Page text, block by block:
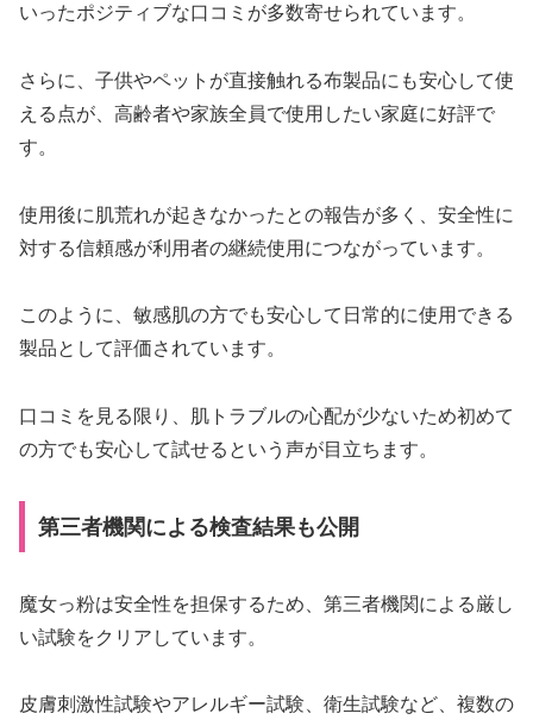
いったポジティブな口コミが多数寄せられています。
さらに、子供やペットが直接触れる布製品にも安心して使
える点が、高齢者や家族全員で使用したい家庭に好評で
す。
使用後に肌荒れが起きなかったとの報告が多く、安全性に
対する信頼感が利用者の継続使用につながっています。
このように、敏感肌の方でも安心して日常的に使用できる
製品として評価されています。
口コミを見る限り、肌トラブルの心配が少ないため初めて
の方でも安心して試せるという声が目立ちます。
第三者機関による検査結果も公開
魔女っ粉は安全性を担保するため、第三者機関による厳し
い試験をクリアしています。
皮膚刺激性試験やアレルギー試験、衛生試験など、複数の